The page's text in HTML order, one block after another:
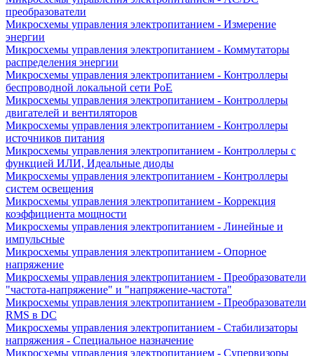
преобразователи
Микросхемы управления электропитанием - Измерение
энергии
Микросхемы управления электропитанием - Коммутаторы
распределения энергии
Микросхемы управления электропитанием - Контроллеры
беспроводной локальной сети PoE
Микросхемы управления электропитанием - Контроллеры
двигателей и вентиляторов
Микросхемы управления электропитанием - Контроллеры
источников питания
Микросхемы управления электропитанием - Контроллеры с
функцией ИЛИ, Идеальные диоды
Микросхемы управления электропитанием - Контроллеры
систем освещения
Микросхемы управления электропитанием - Коррекция
коэффициента мощности
Микросхемы управления электропитанием - Линейные и
импульсные
Микросхемы управления электропитанием - Опорное
напряжение
Микросхемы управления электропитанием - Преобразователи
"частота-напряжение" и "напряжение-частота"
Микросхемы управления электропитанием - Преобразователи
RMS в DC
Микросхемы управления электропитанием - Стабилизаторы
напряжения - Специальное назначение
Микросхемы управления электропитанием - Супервизоры